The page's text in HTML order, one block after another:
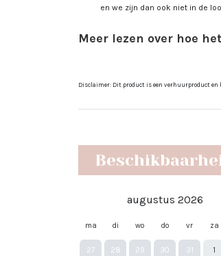
en we zijn dan ook niet in de
Meer lezen over hoe
Disclaimer: Dit product is een verhuurproduct en
augustus 2026
ma di wo do vr za
27 28 29 30 31 1